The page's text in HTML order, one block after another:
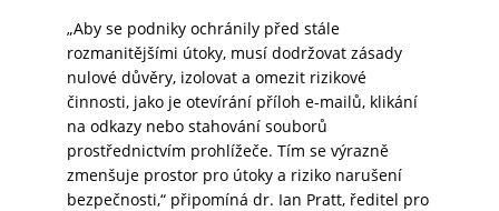
„Aby se podniky ochránily před stále
rozmanitějšími útoky, musí dodržovat zásady
nulové důvěry, izolovat a omezit rizikové
činnosti, jako je otevírání příloh e-mailů, klikání
na odkazy nebo stahování souborů
prostřednictvím prohlížeče. Tím se výrazně
zmenšuje prostor pro útoky a riziko narušení
bezpečnosti,“ připomíná dr. Ian Pratt, ředitel pro